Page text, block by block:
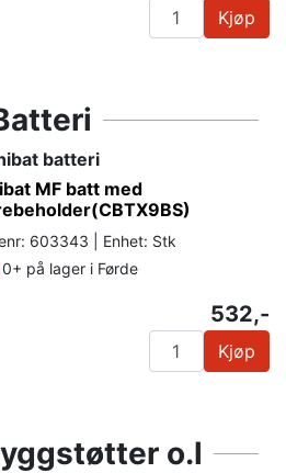
Kjøp
batteri
MF batt med
603343 | Enhet: Stk
på lager i Førde
532,-
Kjøp
o.l